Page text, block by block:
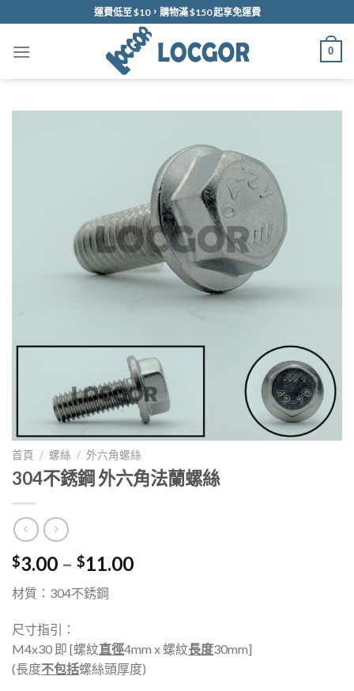
to
content
運費低至 $10，購物滿 $150 起享免運費
0
首頁 / 螺絲 / 外六角螺絲
304不銹鋼 外六角法蘭螺絲
$3.00 – $11.00
材質：304不銹鋼
尺寸指引：
M4x30 即 [螺紋直徑4mm x 螺紋長度30mm]
(長度不包括螺絲頭厚度)